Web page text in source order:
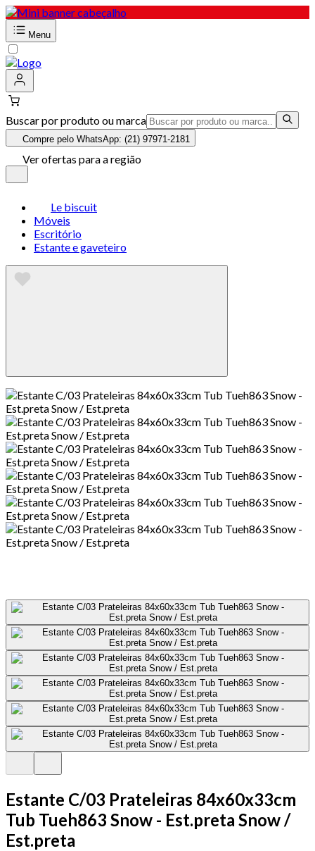
Menu
Buscar por produto ou marca
Compre pelo WhatsApp: (21) 97971-2181
Ver ofertas para a região
Le biscuit
Móveis
Escritório
Estante e gaveteiro
Estante C/03 Prateleiras 84x60x33cm
Tub Tueh863 Snow - Est.preta Snow /
Est.preta